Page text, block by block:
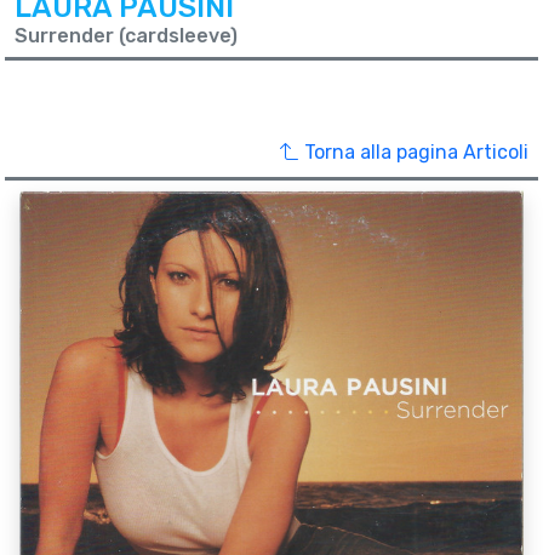
LAURA PAUSINI
Surrender (cardsleeve)
Torna alla pagina Articoli